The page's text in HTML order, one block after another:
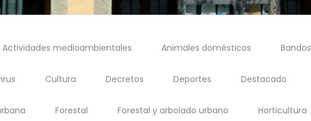
Actividades medioambientales Animales domésticos Bandos
Cultura Decretos Deportes Destacado
Forestal Forestal y arbolado urbano Horticultura